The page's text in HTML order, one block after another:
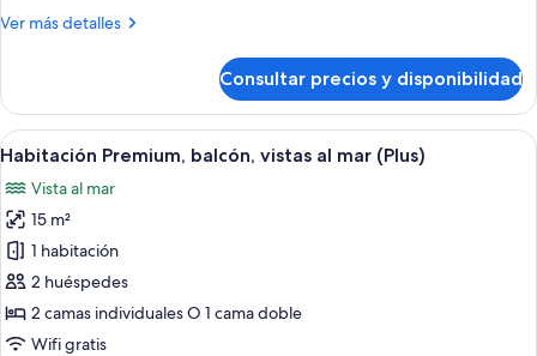
al
Ver más detalles
Más
Premium,
balcón,
vistas
mar
Consultar precios y disponibilidad
Abrir
todas
las
fotos
de
Habitación
Premium,
balcón,
Una habitación de hotel moderna
10
Habitación Premium, balcón, vistas al mar (Plus)
Vista al mar
15 m²
1 habitación
2 huéspedes
2 camas individuales O 1 cama doble
Wifi gratis